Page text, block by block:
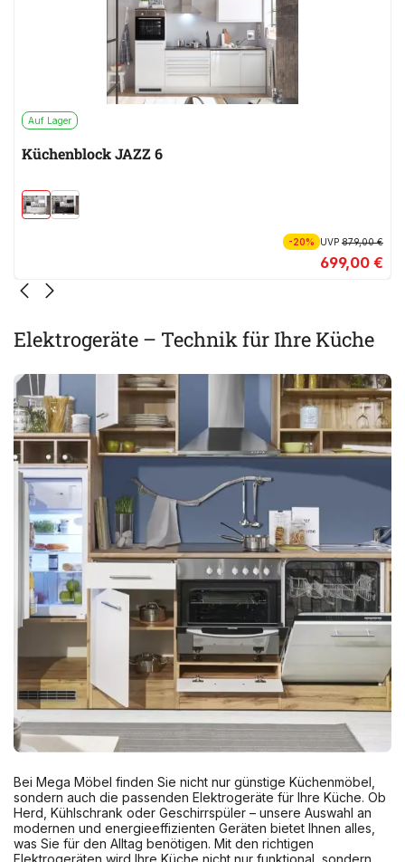
Auf Lager
Küchenblock JAZZ 6
-20% UVP879,00 €
699,00 €
Elektrogeräte – Technik für Ihre Küche
Bei Mega Möbel finden Sie nicht nur günstige Küchenmöbel,
sondern auch die passenden Elektrogeräte für Ihre Küche. Ob
Herd, Kühlschrank oder Geschirrspüler – unsere Auswahl an
modernen und energieeffizienten Geräten bietet Ihnen alles,
was Sie für den Alltag benötigen. Mit den richtigen